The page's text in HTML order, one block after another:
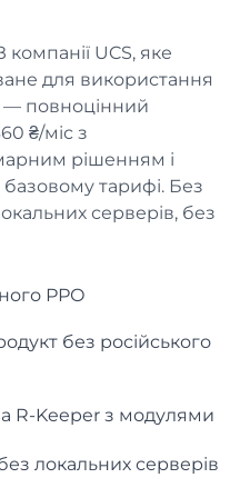
операції
та інвентаризація
операції
в одному місці
UCS, яке
для використання
— повноцінний
₴/міс з
рішенням і
тарифі. Без
серверів, без
РРО
без російського
R-Keeper з модулями
локальних серверів